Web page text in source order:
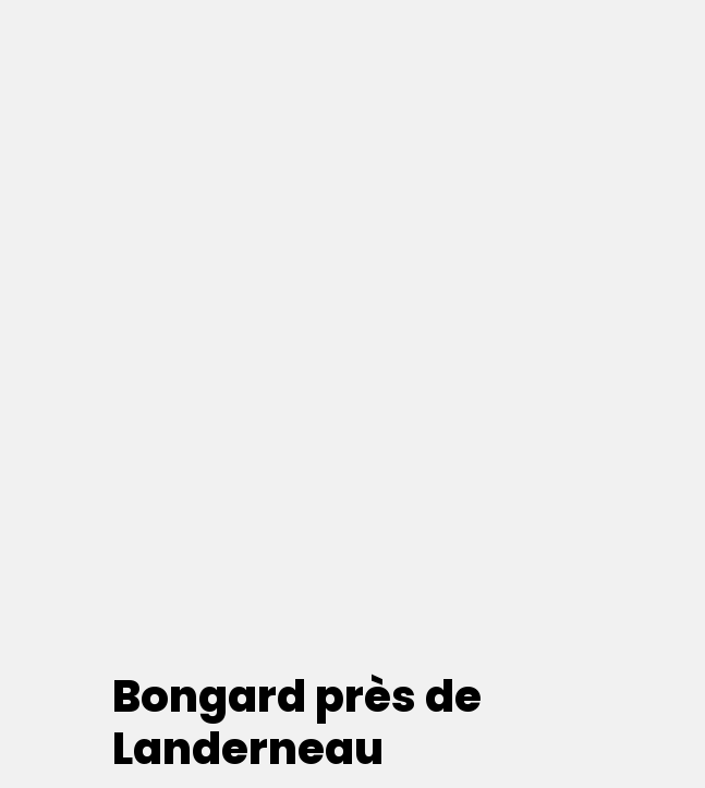
Bongard près de
Landerneau